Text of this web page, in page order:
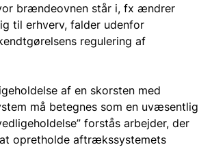
brændeovnen står i, fx ændrer
til erhverv, falder udenfor
regulering af
af en skorsten med
må betegnes som en uvæsentlig
forstås arbejder, der
opretholde aftrækssystemets